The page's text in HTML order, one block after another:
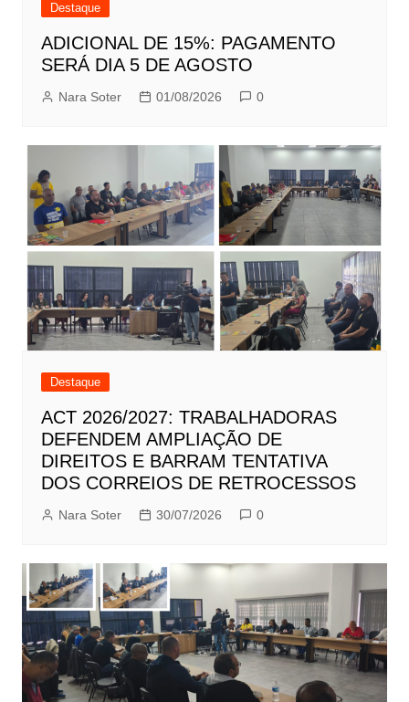
Destaque
ADICIONAL DE 15%: PAGAMENTO
SERÁ DIA 5 DE AGOSTO
Nara Soter 01/08/2026 0
Destaque
ACT 2026/2027: TRABALHADORAS
DEFENDEM AMPLIAÇÃO DE
DIREITOS E BARRAM TENTATIVA
DOS CORREIOS DE RETROCESSOS
Nara Soter 30/07/2026 0